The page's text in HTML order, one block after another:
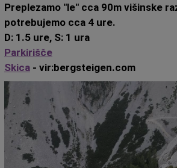
Preplezamo "le" cca 90m višinske
potrebujemo cca 4 ure.
D: 1.5 ure, S: 1 ura
Parkirišče
Skica - vir:bergsteigen.com